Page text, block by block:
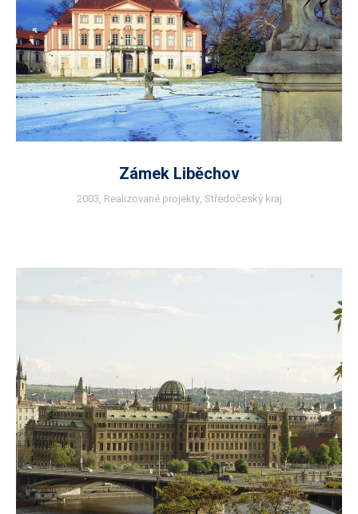
Zámek Liběchov
2003 Realizované projekty, Středočeský kraj